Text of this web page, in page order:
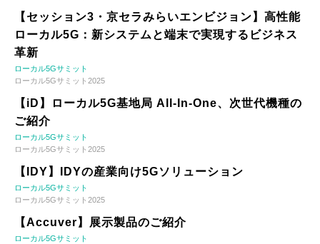
【セッション3・京セラみらいエンビジョン】高性能
ローカル5G：新システムと端末で実現するビジネス
革新
ローカル5Gサミット
ローカル5Gサミット2025
【iD】ローカル5G基地局 All-In-One、次世代機種の
ご紹介
ローカル5Gサミット
ローカル5Gサミット2025
【IDY】IDYの産業向け5Gソリューション
ローカル5Gサミット
ローカル5Gサミット2025
【Accuver】展示製品のご紹介
ローカル5Gサミット